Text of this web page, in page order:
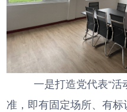
一是打造党代表“活
准，即有固定场所、有